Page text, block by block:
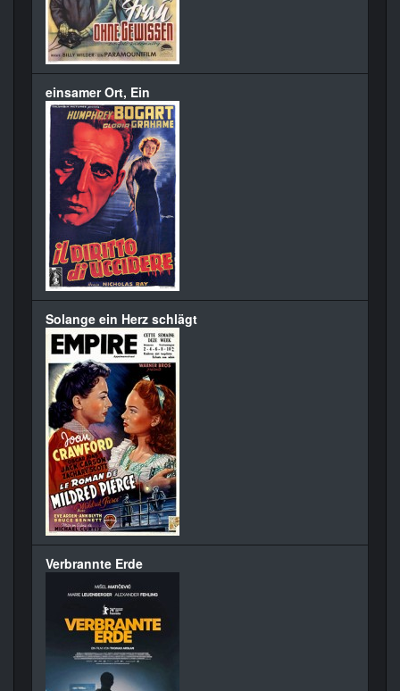
einsamer Ort, Ein
Solange ein Herz schlägt
Verbrannte Erde